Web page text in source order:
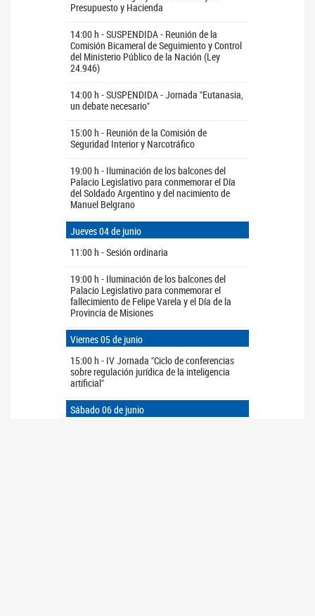
Presupuesto y Hacienda
14:00 h - SUSPENDIDA - Reunión de la
Comisión Bicameral de Seguimiento y Control
del Ministerio Público de la Nación (Ley
24.946)
14:00 h - SUSPENDIDA - Jornada "Eutanasia,
un debate necesario"
15:00 h - Reunión de la Comisión de
Seguridad Interior y Narcotráfico
19:00 h - Iluminación de los balcones del
Palacio Legislativo para conmemorar el Día
del Soldado Argentino y del nacimiento de
Manuel Belgrano
Jueves 04 de junio
11:00 h - Sesión ordinaria
19:00 h - Iluminación de los balcones del
Palacio Legislativo para conmemorar el
fallecimiento de Felipe Varela y el Día de la
Provincia de Misiones
Viernes 05 de junio
15:00 h - IV Jornada "Ciclo de conferencias
sobre regulación jurídica de la inteligencia
artificial"
Sábado 06 de junio